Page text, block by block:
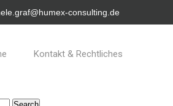
consulting.de
Kontakt & Rechtliches